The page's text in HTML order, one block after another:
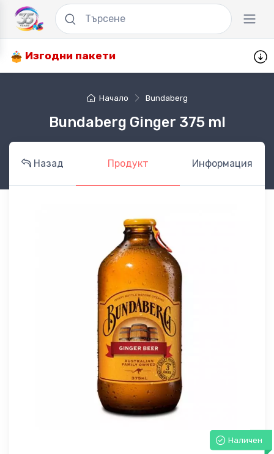
Изгодни пакети
Начало Bundaberg
Bundaberg Ginger 375 ml
Назад Продукт Информация
Наличен